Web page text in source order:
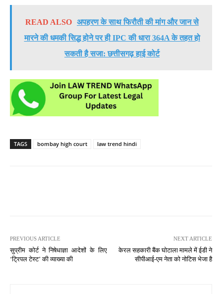
READ ALSO अपहरण के साथ फिरौती की मांग और जान से
मारने की धमकी सिद्ध होने पर ही IPC की धारा 364A के तहत हो
सकती है सजा: छत्तीसगढ़ हाई कोर्ट
TAGS bombay high court law trend hindi
PREVIOUS ARTICLE
सुप्रीम कोर्ट ने निषेधाज्ञा आदेशों के लिए
‘ट्रिपल टेस्ट’ की व्याख्या की
NEXT ARTICLE
केरल सहकारी बैंक घोटाला मामले में ईडी ने
सीपीआई-एम नेता को नोटिस भेजा है